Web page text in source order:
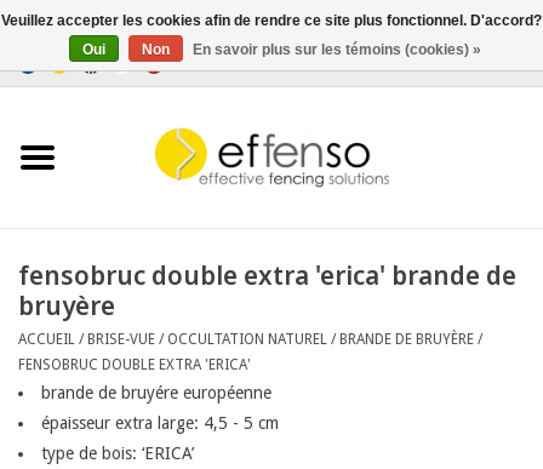
Eclairage
Solar
Bonnes affaires
fensobruc double extra 'erica' brande de
bruyère
ACCUEIL /BRISE-VUE / OCCULTATION NATUREL /BRANDE DE BRUYÈRE /
FENSOBRUC DOUBLE EXTRA 'ERICA'
brande de bruyére européenne
épaisseur extra large: 4,5 - 5 cm
type de bois: ‘ERICA’
Veuillez accepter les cookies afin de rendre ce site plus fonctionnel. D'accord?
Oui
Non En savoir plus sur les témoins (cookies) »